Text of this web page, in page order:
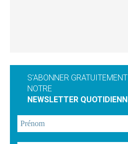
S'ABONNER
NOTRE
NEWSLETTER